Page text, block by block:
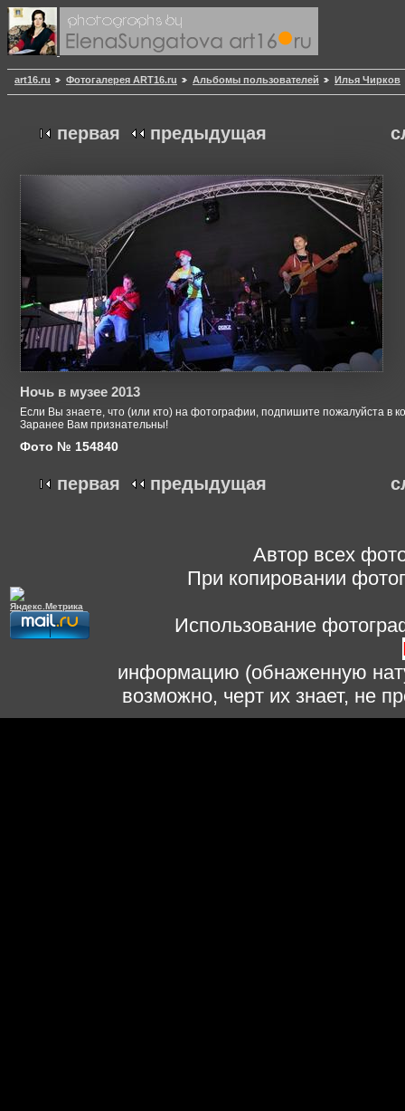
art16.ru Фотогалерея ART16.ru Альбомы пользователей Илья Чирков
первая предыдущая
Ночь в музее 2013
Если Вы знаете, что (или кто) на фотографии, подпишите пожалуйста в
Заранее Вам признательны!
Фото № 154840
первая предыдущая
Автор всех
При копировании
Использование
информацию (обнаженную
возможно, черт их знает, не